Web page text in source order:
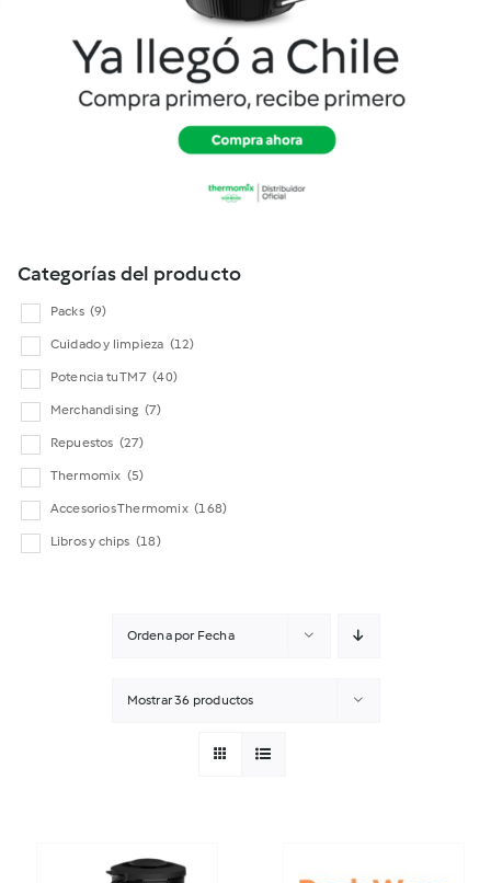
Cookidoo
Categorías del producto
Packs (9)
Cuidado y limpieza (12)
Potencia tu TM7 (40)
Merchandising (7)
Repuestos (27)
Thermomix (5)
Accesorios Thermomix (168)
Libros y chips (18)
Ordena por Fecha
Mostrar36 productos